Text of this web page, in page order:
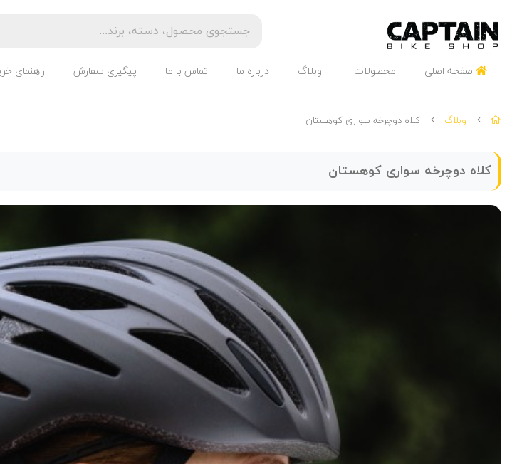
صفحه اصلی محصولات وبلاگ درباره ما تماس با ما پیگیری سفارش راهنمای
وبلاگ کلاه دوچرخه سواری کوهستان
کلاه دوچرخه سواری کوهستان